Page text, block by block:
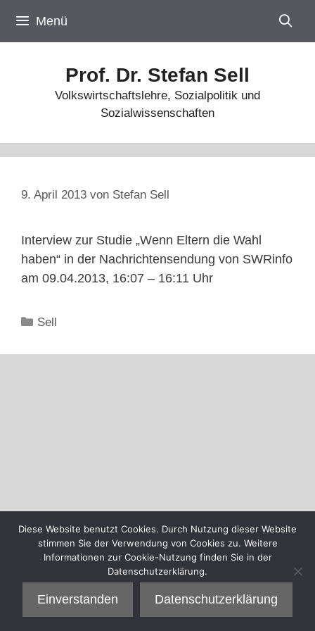
Inhalt
springen
Menü
Prof. Dr. Stefan Sell
Volkswirtschaftslehre, Sozialpolitik und
Sozialwissenschaften
9. April 2013 von Stefan Sell
Interview zur Studie „Wenn Eltern die Wahl
haben“ in der Nachrichtensendung von SWRinfo
am 09.04.2013, 16:07 – 16:11 Uhr
Kategorien
Sell
Diese Website benutzt Cookies. Durch Nutzung dieser Website
stimmen Sie der Verwendung von Cookies zu. Weitere
Informationen zur Cookie-Nutzung finden Sie in der
Datenschutzerklärung.
Einverstanden Datenschutzerklärung